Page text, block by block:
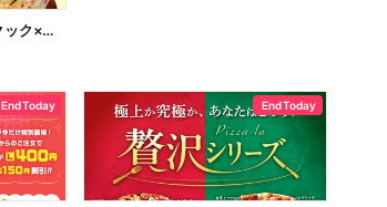
好評につき第2弾!きまぐれクック×ピザーラ コラボピザ新登場
End Today End Today